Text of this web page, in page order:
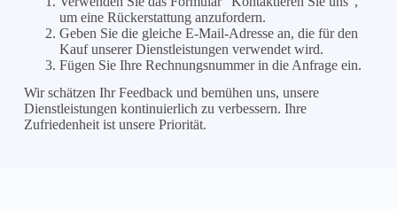
um eine Rückerstattung anzufordern.
Geben Sie die gleiche E-Mail-Adresse an, die für den
Kauf unserer Dienstleistungen verwendet wird.
Fügen Sie Ihre Rechnungsnummer in die Anfrage ein.
Wir schätzen Ihr Feedback und bemühen uns, unsere
Dienstleistungen kontinuierlich zu verbessern. Ihre
Zufriedenheit ist unsere Priorität.